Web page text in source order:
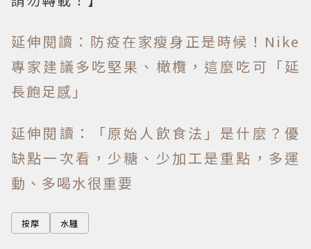
延伸閱讀：防疫在家瘦身正是時候！Nike
專家建議多吃堅果、橄欖，這麼吃可「延
長飽足感」
延伸閱讀：「原始人飲食法」是什麼？優
缺點一次看，少糖、少加工是重點，多運
動、多喝水很重要
按摩 水腫